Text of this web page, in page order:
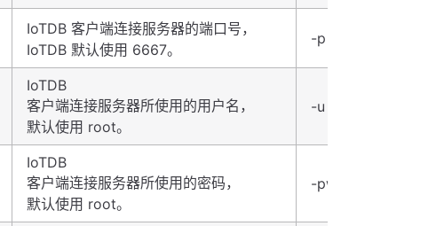
IoTDB 客户端连接服务器的端口号，
IoTDB 默认使用 6667。
-p 6667
IoTDB
客户端连接服务器所使用的用户名，
默认使用 root。
-u root
IoTDB
客户端连接服务器所使用的密码，
默认使用 root。
-pw root